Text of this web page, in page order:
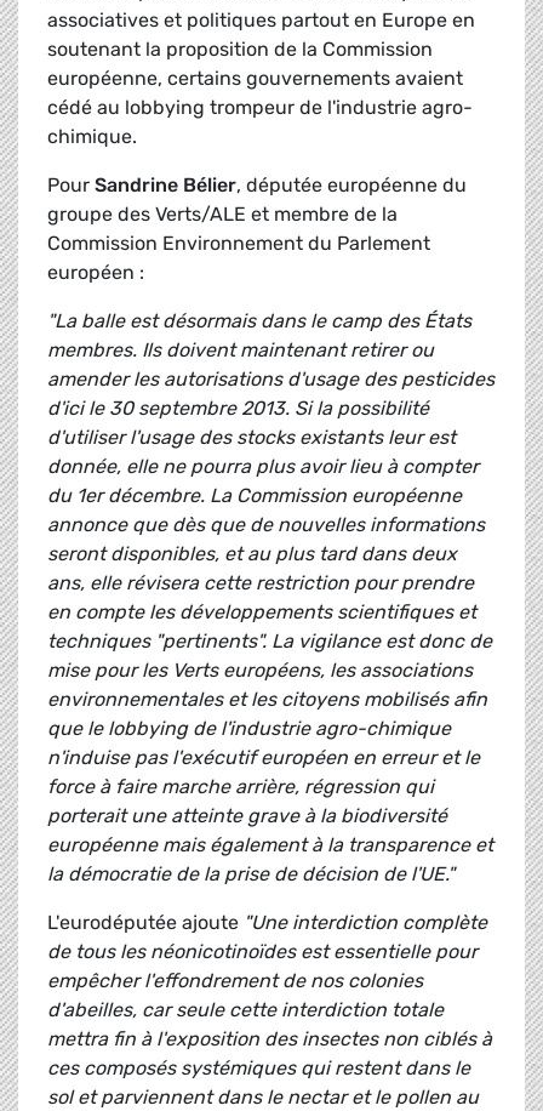
associatives et politiques partout en Europe en
soutenant la proposition de la Commission
européenne, certains gouvernements avaient
cédé au lobbying trompeur de l'industrie agro-
chimique.
Pour Sandrine Bélier, députée européenne du
groupe des Verts/ALE et membre de la
Commission Environnement du Parlement
européen :
"La balle est désormais dans le camp des États
membres. Ils doivent maintenant retirer ou
amender les autorisations d'usage des pesticides
d'ici le 30 septembre 2013. Si la possibilité
d'utiliser l'usage des stocks existants leur est
donnée, elle ne pourra plus avoir lieu à compter
du 1er décembre. La Commission européenne
annonce que dès que de nouvelles informations
seront disponibles, et au plus tard dans deux
ans, elle révisera cette restriction pour prendre
en compte les développements scientifiques et
techniques "pertinents". La vigilance est donc de
mise pour les Verts européens, les associations
environnementales et les citoyens mobilisés afin
que le lobbying de l'industrie agro-chimique
n'induise pas l'exécutif européen en erreur et le
force à faire marche arrière, régression qui
porterait une atteinte grave à la biodiversité
européenne mais également à la transparence et
la démocratie de la prise de décision de l'UE."
L'eurodéputée ajoute "Une interdiction complète
de tous les néonicotinoïdes est essentielle pour
empêcher l'effondrement de nos colonies
d'abeilles, car seule cette interdiction totale
mettra fin à l'exposition des insectes non ciblés à
ces composés systémiques qui restent dans le
sol et parviennent dans le nectar et le pollen au